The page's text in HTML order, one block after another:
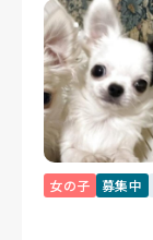
女の子 募集中